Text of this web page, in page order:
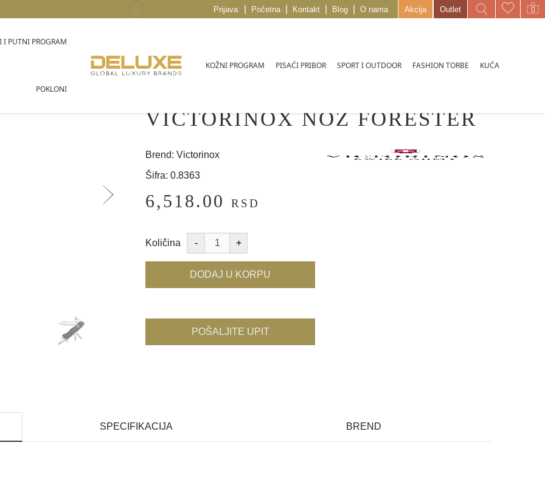
Prijava Početna Kontakt Blog O nama Akcija Outlet
I PUTNI PROGRAM
POKLONI
KOŽNI PROGRAM PISAĆI PRIBOR SPORT I OUTDOOR FASHION TORBE KUĆA
VICTORINOX NOZ FORESTER
Brend: Victorinox
Šifra: 0.8363
6,518.00 RSD
Količina
DODAJ U KORPU
POŠALJITE UPIT
SPECIFIKACIJA BREND